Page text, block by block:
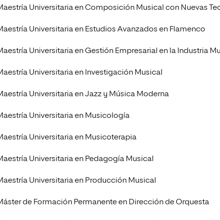
en Pedagogía Musical
Universitaria en Composición Musical con Nuevas
Universitaria en Estudios Avanzados en Flamenco
Universitaria en Gestión Empresarial en la Industria
Universitaria en Investigación Musical
Universitaria en Jazz y Música Moderna
Universitaria en Musicología
Universitaria en Musicoterapia
Universitaria en Pedagogía Musical
Universitaria en Producción Musical
de Formación Permanente en Dirección de Orquesta